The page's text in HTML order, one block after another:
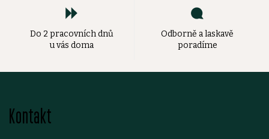
Do 2 pracovních dnů
u vás doma
Odborně a laskavě
poradíme
Kontakt